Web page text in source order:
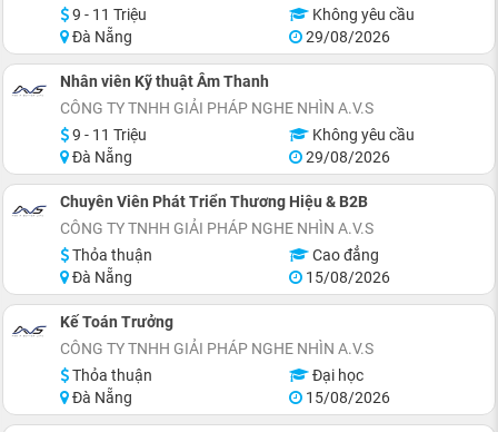
9 - 11 Triệu
Không yêu cầu
Đà Nẵng
29/08/2026
Nhân viên Kỹ thuật Âm Thanh
CÔNG TY TNHH GIẢI PHÁP NGHE NHÌN A.V.S
9 - 11 Triệu
Không yêu cầu
Đà Nẵng
29/08/2026
Chuyên Viên Phát Triển Thương Hiệu & B2B
CÔNG TY TNHH GIẢI PHÁP NGHE NHÌN A.V.S
Thỏa thuận
Cao đẳng
Đà Nẵng
15/08/2026
Kế Toán Trưởng
CÔNG TY TNHH GIẢI PHÁP NGHE NHÌN A.V.S
Thỏa thuận
Đại học
Đà Nẵng
15/08/2026